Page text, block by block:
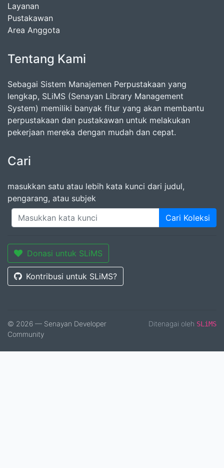
Layanan
Pustakawan
Area Anggota
Tentang Kami
Sebagai Sistem Manajemen Perpustakaan yang
lengkap, SLiMS (Senayan Library Management
System) memiliki banyak fitur yang akan membantu
perpustakaan dan pustakawan untuk melakukan
pekerjaan mereka dengan mudah dan cepat.
Cari
masukkan satu atau lebih kata kunci dari judul,
pengarang, atau subjek
Cari Koleksi
Donasi untuk SLiMS
Kontribusi untuk SLiMS?
© 2026 — Senayan Developer
Community
Ditenagai oleh SLiMS